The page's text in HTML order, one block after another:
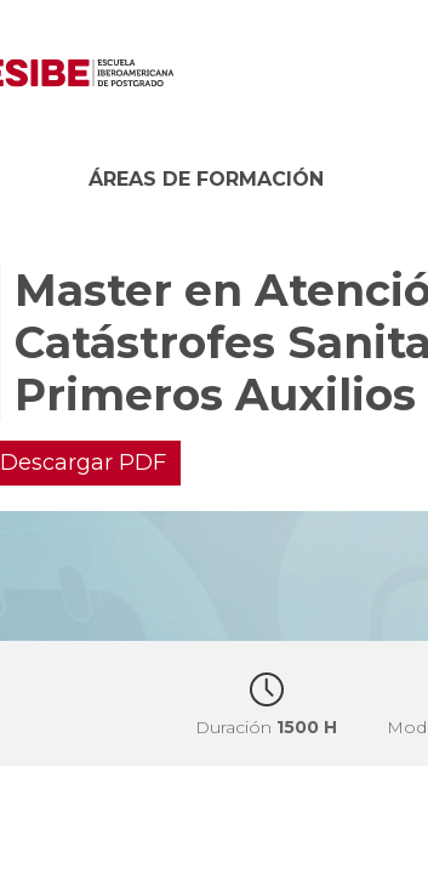
ÁREAS DE FORMACIÓN
Master en
Catástrofes
Primeros Auxilios
Descargar PDF
Duración 1500 H